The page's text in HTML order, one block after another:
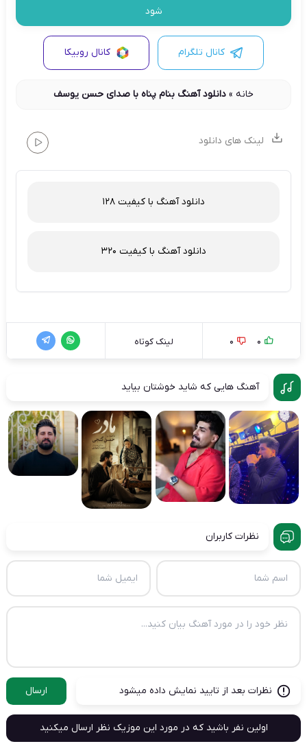
شود
کانال تلگرام کانال روبیکا
خانه» دانلود آهنگ بنام پناه با صدای حسن یوسف
لینک های دانلود
دانلود آهنگ با کیفیت 128
دانلود آهنگ با کیفیت 320
0
0 لینک کوتاه
آهنگ هایی که شاید خوشتان بیاید
نظرات کاربران
نظرات بعد از تایید نمایش داده میشود ارسال
اولین نفر باشید که در مورد این موزیک نظر ارسال میکنید